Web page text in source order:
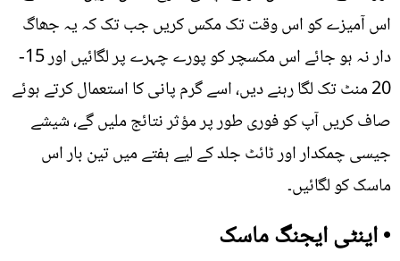
اس آمیزے کو اس وقت تک مکس کریں جب تک کہ یہ جھاگ
دار نہ ہو جائے اس مکسچر کو پورے چہرے پر لگائیں اور 15-
20 منٹ تک لگا رہنے دیں، اسے گرم پانی کا استعمال کرتے ہوئے
صاف کریں آپ کو فوری طور پر مؤثر نتائج ملیں گے، شیشے
جیسی چمکدار اور ٹائٹ جلد کے لیے ہفتے میں تین بار اس
ماسک کو لگائیں۔
• اینٹی ایجنگ ماسک